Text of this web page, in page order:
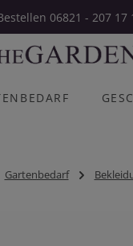
06821 - 207 17
Gartenbedarf